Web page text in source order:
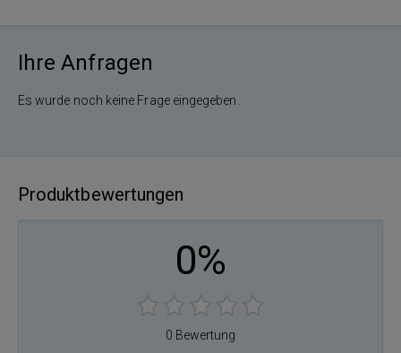
Ihre Anfragen
Es wurde noch keine Frage eingegeben.
Produktbewertungen
0%
0 Bewertung